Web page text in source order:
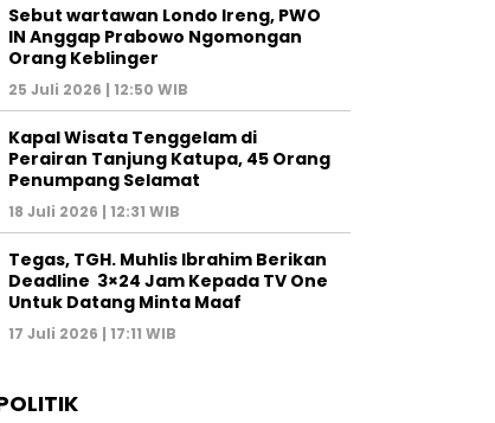
Sebut wartawan Londo Ireng, PWO
IN Anggap Prabowo Ngomongan
Orang Keblinger
25 Juli 2026 | 12:50 WIB
Kapal Wisata Tenggelam di
Perairan Tanjung Katupa, 45 Orang
Penumpang Selamat
18 Juli 2026 | 12:31 WIB
Tegas, TGH. Muhlis Ibrahim Berikan
Deadline 3×24 Jam Kepada TV One
Untuk Datang Minta Maaf
17 Juli 2026 | 17:11 WIB